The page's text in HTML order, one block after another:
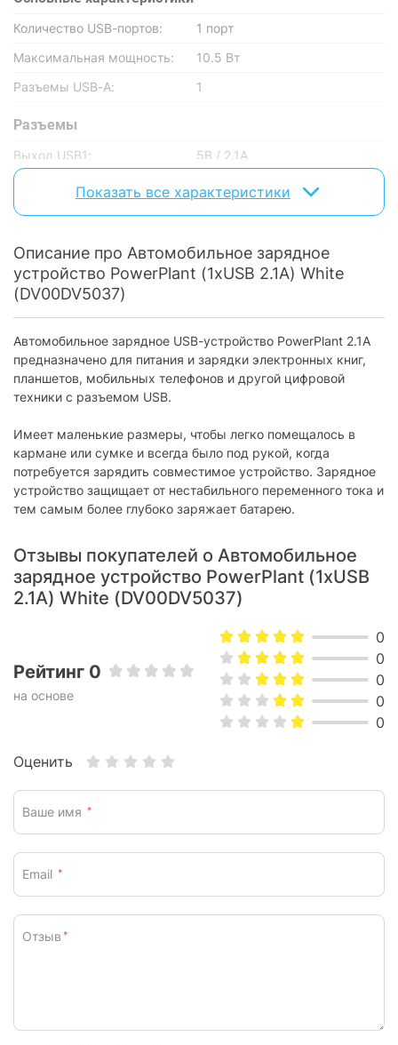
Количество USB-портов:
1 порт
Максимальная мощность:
10.5 Вт
Разъемы USB-А:
1
Разъемы
Выход USB1: 5В / 2.1А
Особенности
Дополнительно
Кабель в комплекте:
Тип крепления
автомобильного ЗУ:
Физические характеристики
Материал корпуса:
Размеры:
58 х 28 х 27 мм
Цвет:
белый
Характеристики и комплектация товара могут изменяться
производителем без уведомления.
Показать все характеристики
Описание про Автомобильное зарядное
устройство PowerPlant (1xUSB 2.1A) White
(DV00DV5037)
Автомобильное зарядное USB-устройство PowerPlant 2.1A
предназначено для питания и зарядки электронных книг,
планшетов, мобильных телефонов и другой цифровой
техники с разъемом USB.
Имеет маленькие размеры, чтобы легко помещалось в
кармане или сумке и всегда было под рукой, когда
потребуется зарядить совместимое устройство. Зарядное
устройство защищает от нестабильного переменного тока и
тем самым более глубоко заряжает батарею.
Отзывы покупателей о Автомобильное
зарядное устройство PowerPlant (1xUSB
2.1A) White (DV00DV5037)
Рейтинг 0
на основе
0
0
0
0
0
Оценить
Ваше имя *
Email *
Отзыв *